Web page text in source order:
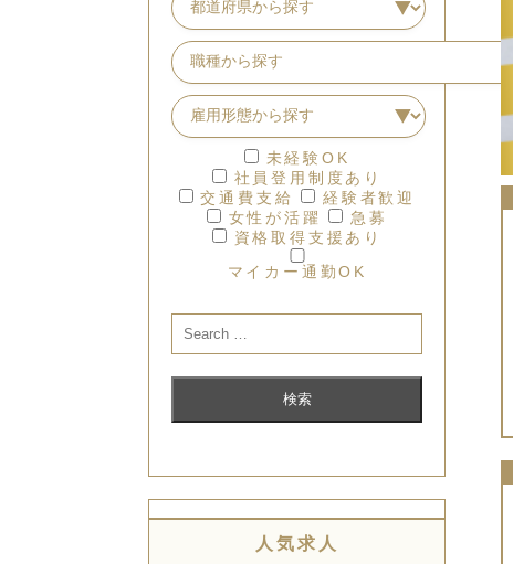
未経験OK
社員登用制度あり
交通費支給
経験者歓迎
女性が活躍
急募
資格取得支援あり
マイカー通勤OK
人気求人